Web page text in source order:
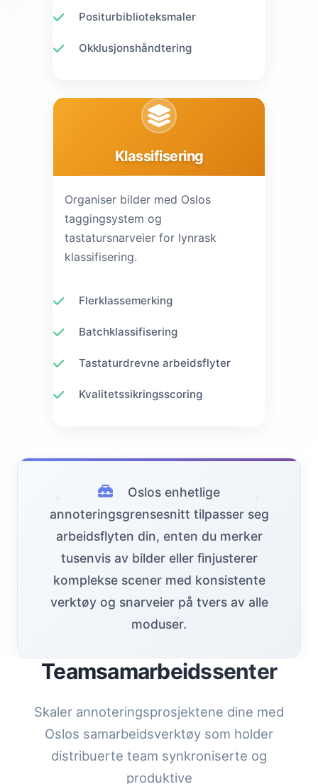
Positurbiblioteksmaler
Okklusjonshåndtering
Klassifisering
Organiser bilder med Oslos
taggingsystem og
tastatursnarveier for lynrask
klassifisering.
Flerklassemerking
Batchklassifisering
Tastaturdrevne arbeidsflyter
Kvalitetssikringsscoring
Oslos enhetlige
annoteringsgrensesnitt tilpasser seg
arbeidsflyten din, enten du merker
tusenvis av bilder eller finjusterer
komplekse scener med konsistente
verktøy og snarveier på tvers av alle
moduser.
Teamsamarbeidssenter
Skaler annoteringsprosjektene dine med
Oslos samarbeidsverktøy som holder
distribuerte team synkroniserte og
produktive